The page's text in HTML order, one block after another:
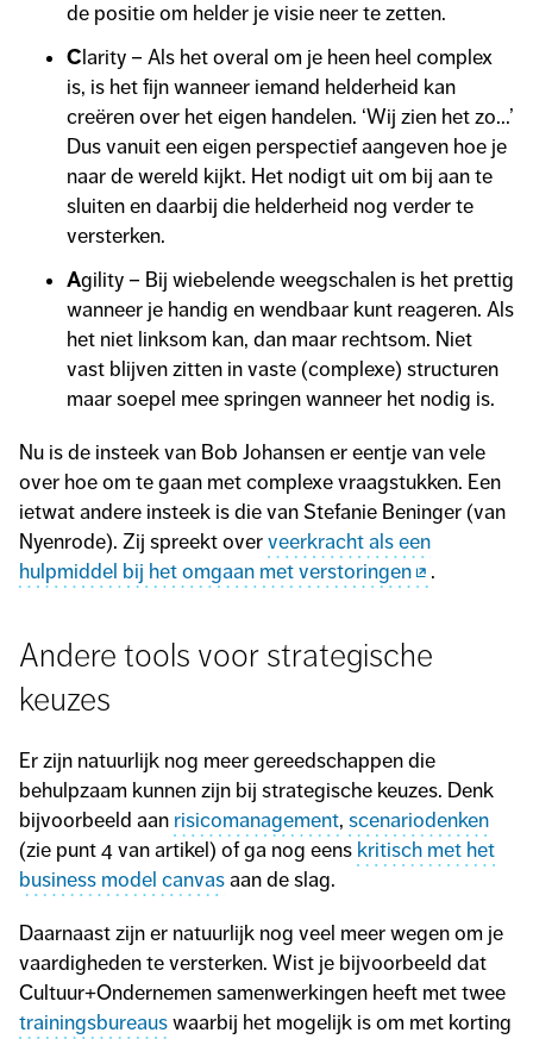
de positie om helder je visie neer te zetten.
C larity – Als het overal om je heen heel complex
is, is het fijn wanneer iemand helderheid kan
creëren over het eigen handelen. ‘Wij zien het zo...’
Dus vanuit een eigen perspectief aangeven hoe je
naar de wereld kijkt. Het nodigt uit om bij aan te
sluiten en daarbij die helderheid nog verder te
versterken.
Agility – Bij wiebelende weegschalen is het prettig
wanneer je handig en wendbaar kunt reageren. Als
het niet linksom kan, dan maar rechtsom. Niet
vast blijven zitten in vaste (complexe) structuren
maar soepel mee springen wanneer het nodig is.
Nu is de insteek van Bob Johansen er eentje van vele
over hoe om te gaan met complexe vraagstukken. Een
ietwat andere insteek is die van Stefanie Beninger (van
Nyenrode). Zij spreekt over veerkracht als een
hulpmiddel bij het omgaan met verstoringen
.
Andere tools voor strategische
keuzes
Er zijn natuurlijk nog meer gereedschappen die
behulpzaam kunnen zijn bij strategische keuzes. Denk
bijvoorbeeld aan risicomanagement, scenariodenken
(zie punt 4 van artikel) of ga nog eens kritisch met het
business model canvas aan de slag.
Daarnaast zijn er natuurlijk nog veel meer wegen om je
vaardigheden te versterken. Wist je bijvoorbeeld dat
Cultuur+Ondernemen samenwerkingen heeft met twee
trainingsbureaus waarbij het mogelijk is om met korting